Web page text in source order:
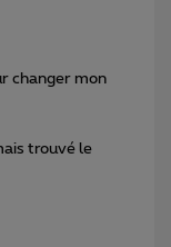
changer mon
trouvé le